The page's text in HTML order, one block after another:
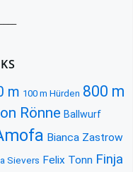
m 100 m Hürden 800 m
Rönne Ballwurf
Bianca Zastrow
Sievers Felix Tonn Finja